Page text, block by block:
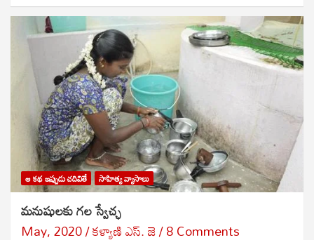
ఆ కథ ఇప్పుడు చదివితే సాహిత్య వ్యాసాలు
మనుషులకు గల స్వేచ్ఛ
May, 2020 కళ్యాణి ఎస్. జె 8 Comments